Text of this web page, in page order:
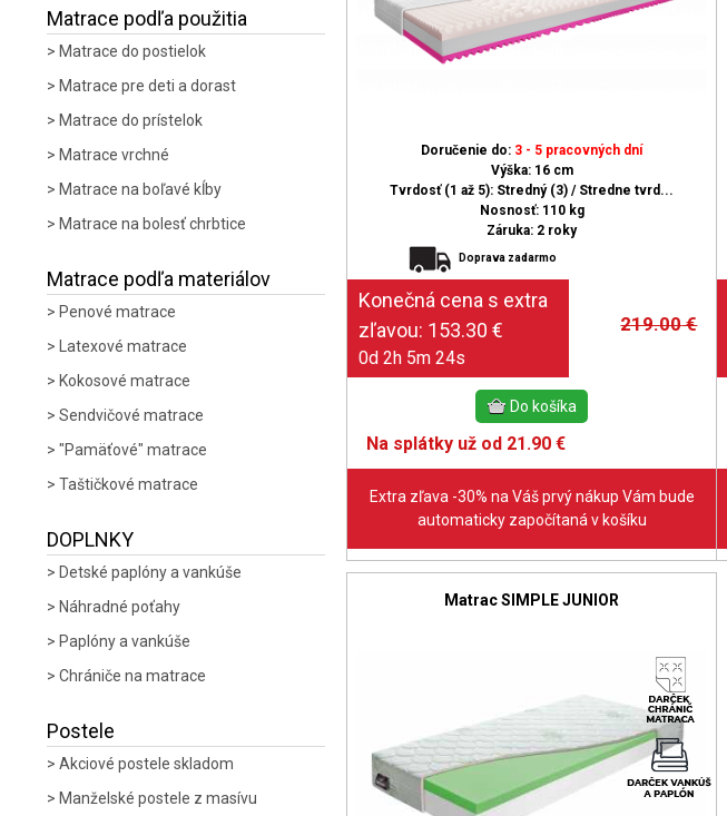
Matrace podľa použitia
Matrace do postielok
Matrace pre deti a dorast
Matrace do prístelok
Matrace vrchné
Matrace na boľavé kĺby
Matrace na bolesť chrbtice
Matrace podľa materiálov
Penové matrace
Latexové matrace
Kokosové matrace
Sendvičové matrace
"Pamäťové" matrace
Taštičkové matrace
DOPLNKY
Detské paplóny a vankúše
Náhradné poťahy
Paplóny a vankúše
Chrániče na matrace
Postele
Akciové postele skladom
Manželské postele z masívu
Doručenie do: 3 - 5 pracovných dní
Výška: 16 cm
Tvrdosť (1 až 5): Stredný (3) / Stredne tvrd...
Nosnosť: 110 kg
Záruka: 2 roky
Doprava zadarmo
219.00€
0d 2h 5m 23s
Na splátky už od 21.90 €
Extra zľava -30% na Váš prvý nákup Vám bude
automaticky započítaná v košíku
Matrac SIMPLE JUNIOR